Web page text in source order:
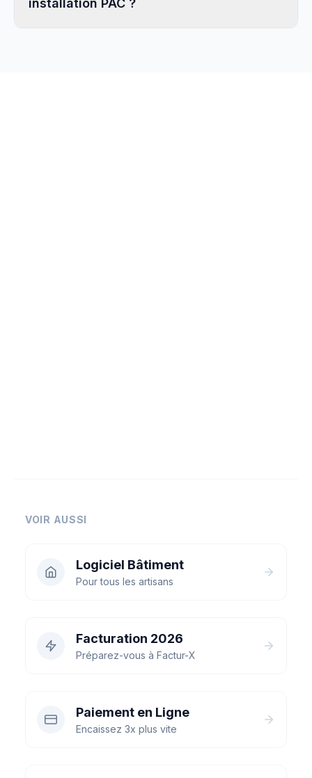
installation PAC ?
VOIR AUSSI
Logiciel Bâtiment
Pour tous les artisans
Facturation 2026
Préparez-vous à Factur-X
Paiement en Ligne
Encaissez 3x plus vite